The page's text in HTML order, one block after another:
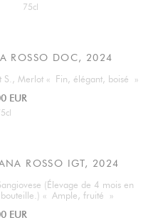
75cl
ROSSO DOC, 2024
S., Merlot « Fin, élégant, boisé »
EUR
ROSSO IGT, 2024
(Élevage de 4 mois en
« Ample, fruité »
EUR